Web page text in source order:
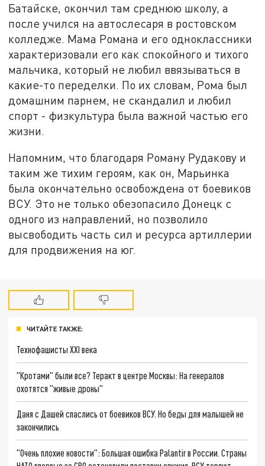
Батайске, окончил там среднюю школу, а
после учился на автослесаря в ростовском
колледже. Мама Романа и его одноклассники
характеризовали его как спокойного и тихого
мальчика, который не любил ввязываться в
какие-то переделки. По их словам, Рома был
домашним парнем, не скандалил и любил
спорт - физкультура была важной частью его
жизни.
Напомним, что благодаря Роману Рудакову и
таким же тихим героям, как он, Марьинка
была окончательно освобождена от боевиков
ВСУ. Это не только обезопасило Донецк с
одного из направлений, но позволило
высвободить часть сил и ресурса артиллерии
для продвижения на юг.
ЧИТАЙТЕ ТАКЖЕ:
Технофашисты XXI века
"Кротами" были все? Теракт в центре Москвы: На генералов
охотятся "живые дроны"
Даня с Дашей спаслись от боевиков ВСУ. Но беды для малышей не
закончились
"Очень плохие новости": Большая ошибка Palantir в России. Страны